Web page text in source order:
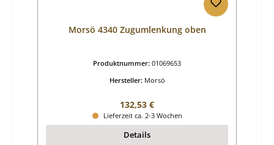
Morsö 4340 Zugumlenkung oben
Produktnummer: 01069653
Hersteller: Morsö
Regulärer Preis:
132,53 €
Lieferzeit ca. 2-3 Wochen
Details